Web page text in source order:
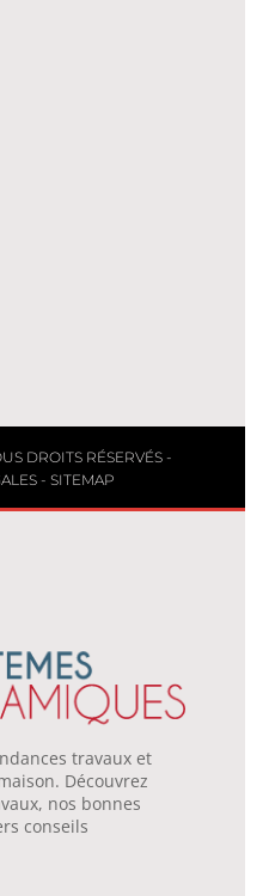
DROITS RÉSERVÉS -
- SITEMAP
travaux et
Découvrez
nos bonnes
conseils